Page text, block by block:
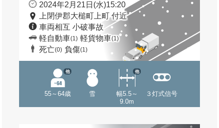
2024年2月21日(水)15:20
上閉伊郡大槌町上町 付近
車両相互 小破事故
軽自動車(1) 軽貨物車(1)
死亡(0) 負傷(1)
55～64歳
他
雪
幅5.5～
9.0m
他
３灯式信号